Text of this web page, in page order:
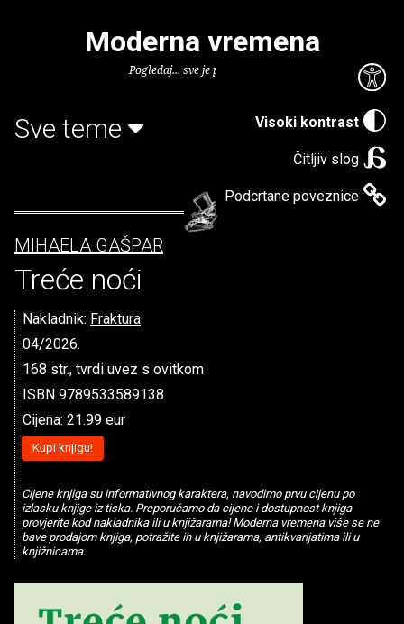
Visoki kontrast
Čitljiv slog
Podcrtane poveznice
Moderna vremena
Pogledaj... sve je puno knjiga.
Sve teme
MIHAELA GAŠPAR
Treće noći
Nakladnik: Fraktura
04/2026.
168 str., tvrdi uvez s ovitkom
ISBN 9789533589138
Cijena: 21.99 eur
Kupi knjigu!
Cijene knjiga su informativnog karaktera, navodimo prvu cijenu po
izlasku knjige iz tiska. Preporučamo da cijene i dostupnost knjiga
provjerite kod nakladnika ili u knjižarama! Moderna vremena više se ne
bave prodajom knjiga, potražite ih u knjižarama, antikvarijatima ili u
knjižnicama.